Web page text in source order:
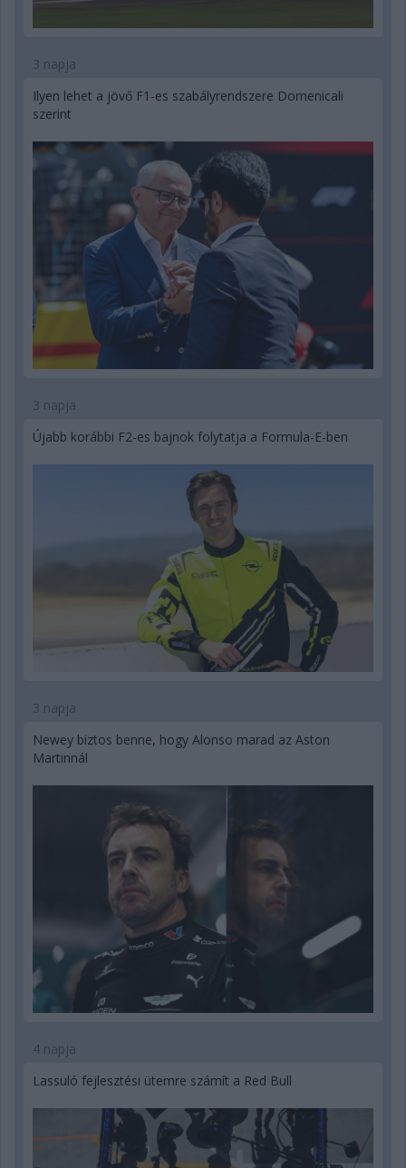
3 napja
Ilyen lehet a jövő F1-es szabályrendszere Domenicali
szerint
3 napja
Újabb korábbi F2-es bajnok folytatja a Formula-E-ben
3 napja
Newey biztos benne, hogy Alonso marad az Aston
Martinnál
4 napja
Lassuló fejlesztési ütemre számít a Red Bull